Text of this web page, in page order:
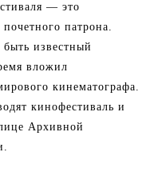
— это
патрона.
известный
вложил
кинематографа.
кинофестиваль и
Архивной